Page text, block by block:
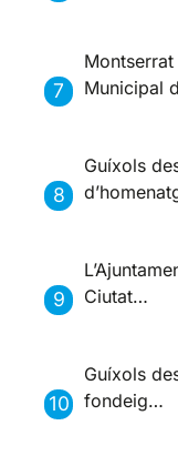
Municipal
Guíxols
Ciutat…
Guíxols
fondeig…